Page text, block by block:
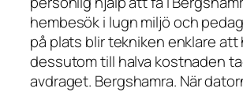
hembesök i lugn miljö och
på plats blir tekniken enklare att
dessutom till halva kostnaden
avdraget. Bergshamra. När